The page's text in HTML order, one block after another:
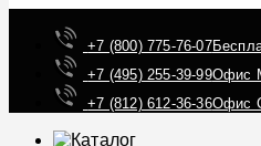
+7 (800) 775-76-07
+7 (495) 255-39-99Офис
+7 (812) 612-36-36Офис